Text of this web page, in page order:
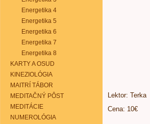
Energetika 4
Energetika 5
Energetika 6
Energetika 7
Energetika 8
KARTY A OSUD
KINEZIOLÓGIA
MAITRÍ TÁBOR
MEDITAČNÝ PÔST
MEDITÁCIE
NUMEROLÓGIA
Lektor: Terka
Cena: 10€